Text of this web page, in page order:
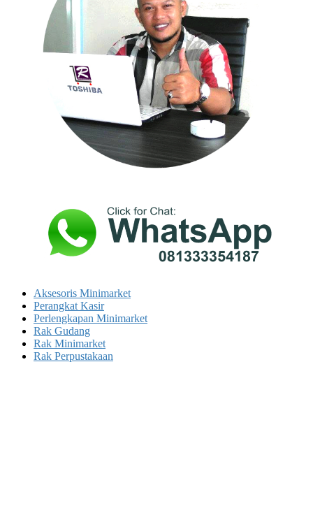
Aksesoris Minimarket
Perangkat Kasir
Perlengkapan Minimarket
Rak Gudang
Rak Minimarket
Rak Perpustakaan